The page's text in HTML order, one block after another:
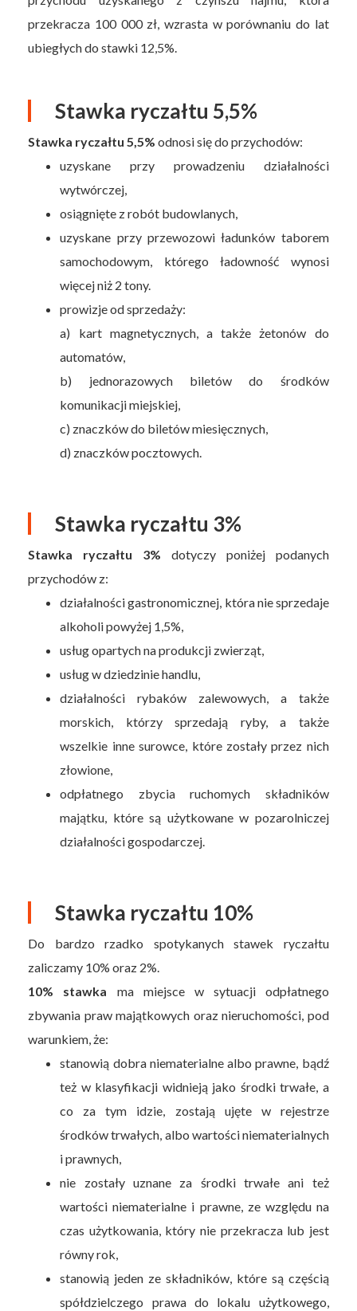
przekracza 100 000 zł, wzrasta w porównaniu do lat
ubiegłych do stawki 12,5%.
Stawka ryczałtu 5,5%
Stawka ryczałtu 5,5% odnosi się do przychodów:
uzyskane przy prowadzeniu działalności
wytwórczej,
osiągnięte z robót budowlanych,
uzyskane przy przewozowi ładunków taborem
samochodowym, którego ładowność wynosi
więcej niż 2 tony.
prowizje od sprzedaży:
a) kart magnetycznych, a także żetonów do
automatów,
b) jednorazowych biletów do środków
komunikacji miejskiej,
c) znaczków do biletów miesięcznych,
d) znaczków pocztowych.
Stawka ryczałtu 3%
Stawka ryczałtu 3% dotyczy poniżej podanych
przychodów z:
działalności gastronomicznej, która nie sprzedaje
alkoholi powyżej 1,5%,
usług opartych na produkcji zwierząt,
usług w dziedzinie handlu,
działalności rybaków zalewowych, a także
morskich, którzy sprzedają ryby, a także
wszelkie inne surowce, które zostały przez nich
złowione,
odpłatnego zbycia ruchomych składników
majątku, które są użytkowane w pozarolniczej
działalności gospodarczej.
Stawka ryczałtu 10%
Do bardzo rzadko spotykanych stawek ryczałtu
zaliczamy 10% oraz 2%.
10% stawka ma miejsce w sytuacji odpłatnego
zbywania praw majątkowych oraz nieruchomości, pod
warunkiem, że:
stanowią dobra niematerialne albo prawne, bądź
też w klasyfikacji widnieją jako środki trwałe, a
co za tym idzie, zostają ujęte w rejestrze
środków trwałych, albo wartości niematerialnych
i prawnych,
nie zostały uznane za środki trwałe ani też
wartości niematerialne i prawne, ze względu na
czas użytkowania, który nie przekracza lub jest
równy rok,
stanowią jeden ze składników, które są częścią
spółdzielczego prawa do lokalu użytkowego,